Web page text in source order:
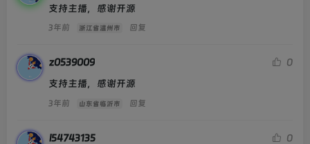
支持主播，感谢开源
3年前 浙江省温州市 回复
z0539009
0
支持主播，感谢开源
3年前 山东省临沂市 回复
l54743135
0